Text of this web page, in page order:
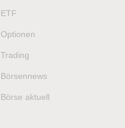
ETF
Optionen
Trading
Börsennews
Börse aktuell